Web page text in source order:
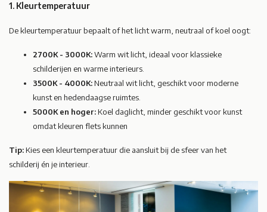
1. Kleurtemperatuur
De kleurtemperatuur bepaalt of het licht warm, neutraal of koel oogt:
2700K - 3000K:Warm wit licht, ideaal voor klassieke
schilderijen en warme interieurs.
3500K - 4000K:Neutraal wit licht, geschikt voor moderne
kunst en hedendaagse ruimtes.
5000K en hoger:Koel daglicht, minder geschikt voor kunst
omdat kleuren flets kunnen
Tip:Kies een kleurtemperatuur die aansluit bij de sfeer van het
schilderij én je interieur.